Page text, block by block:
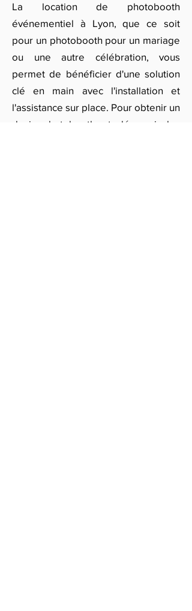
La location de photobooth
événementiel à Lyon, que ce soit
pour un photobooth pour un mariage
ou une autre célébration, vous
permet de bénéficier d'une solution
clé en main avec l'installation et
l'assistance sur place. Pour obtenir un
devis photobooth et découvrir les